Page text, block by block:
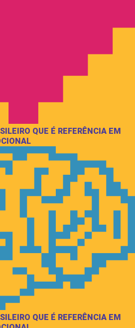
QUE É REFERÊNCIA EM
QUE É REFERÊNCIA EM